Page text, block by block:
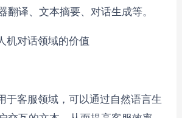
翻译、文本摘要、对话生成等。
机对话领域的价值
于客服领域，可以通过自然语言生